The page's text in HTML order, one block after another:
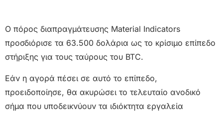
Ο πόρος διαπραγμάτευσης Material Indicators
προσδιόρισε τα 63.500 δολάρια ως το κρίσιμο επίπεδο
στήριξης για τους ταύρους του BTC.
Εάν η αγορά πέσει σε αυτό το επίπεδο,
προειδοποίησε, θα ακυρώσει το τελευταίο ανοδικό
σήμα που υποδεικνύουν τα ιδιόκτητα εργαλεία